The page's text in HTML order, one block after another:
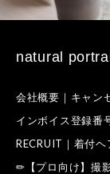
natural
会社概要｜キャン
インボイス登録
RECRUIT｜着付
✏【プロ向け】撮